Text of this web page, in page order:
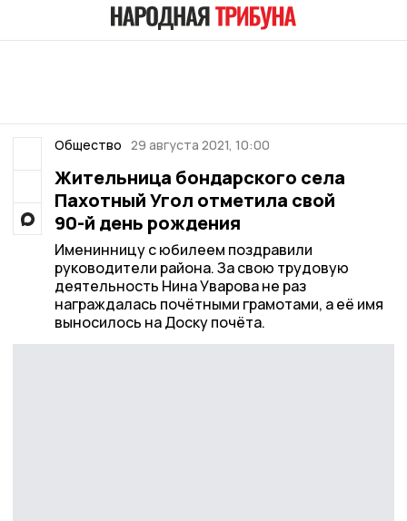
Общество 29 августа 2021, 10:00
Жительница бондарского села
Пахотный Угол отметила свой
90-й день рождения
Именинницу с юбилеем поздравили
руководители района. За свою трудовую
деятельность Нина Уварова не раз
награждалась почётными грамотами, а её имя
выносилось на Доску почёта.